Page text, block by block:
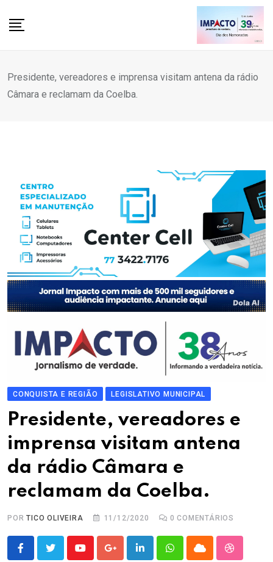
Presidente, vereadores e imprensa visitam antena da rádio
Câmara e reclamam da Coelba.
CONQUISTA E REGIÃO LEGISLATIVO MUNICIPAL
Presidente, vereadores e
imprensa visitam antena
da rádio Câmara e
reclamam da Coelba.
PORTICO OLIVEIRA 11/12/2020 0 COMENTÁRIOS
YoutubeGoogle+LinkedInWhatsappCloud